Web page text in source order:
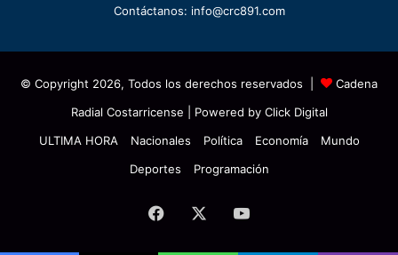
Contáctanos: info@crc891.com
© Copyright 2026, Todos los derechos reservados |
Cadena
Radial Costarricense | Powered by Click Digital
ULTIMA HORA
Nacionales Política Economía
Mundo
Deportes
Programación
Facebook YouTube